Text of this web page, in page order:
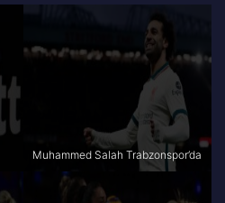
Muhammed Salah Trabzonspor’da